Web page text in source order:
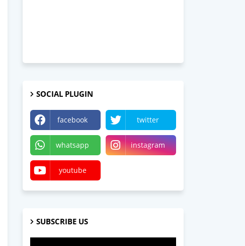
SOCIAL PLUGIN
facebook twitter
whatsapp instagram
youtube
SUBSCRIBE US